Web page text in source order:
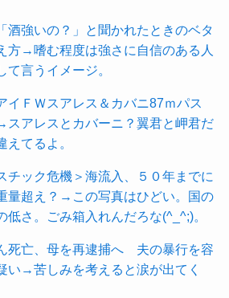
酒強いの？」と聞かれたときのベタ
方→嗜む程度は強さに自信のある人
て言うイメージ。
イＦＷスアレス＆カバニ87ｍパス
スアレスとカバーニ？翼君と岬君だ
えてるよ。
チック危機＞海流入、５０年までに
量超え？→この写真はひどい。国の
低さ。ごみ箱入れんだろな(^_^;)。
死亡、母を再逮捕へ 夫の暴行を容
い→苦しみを考えると涙が出てく